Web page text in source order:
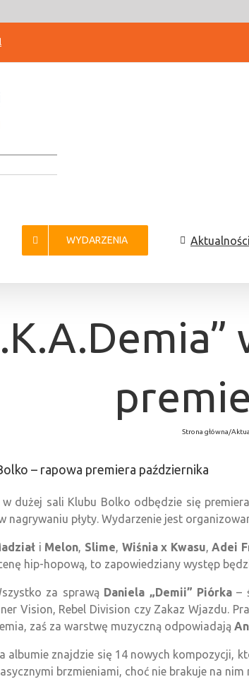
WYDARZENIA Aktualności
Strona główna/
– rapowa premiera października
w dużej sali Klubu Bolko odbędzie się
nagrywaniu płyty. Wydarzenie jest
i Melon, Slime, Wiśnia x Kwasu,Adei
hip-hopową, to zapowiedziany występ
za sprawą Daniela „Demii” Piórka–
Vision, Rebel Division czy Zakaz Wjazdu.
zaś za warstwę muzyczną odpowiadają
albumie znajdzie się 14 nowych kompozycji,
brzmieniami, choć nie brakuje na